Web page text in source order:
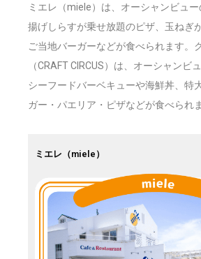
ミエレ（miele）は、オーシャンビュ
揚げしらすが乗せ放題のピザ、玉ねぎ
ご当地バーガーなどが食べられます。
（CRAFT CIRCUS）は、オーシャンビ
シーフードバーベキューや海鮮丼、特
ガー・パエリア・ピザなどが食べられま
ミエレ（miele）